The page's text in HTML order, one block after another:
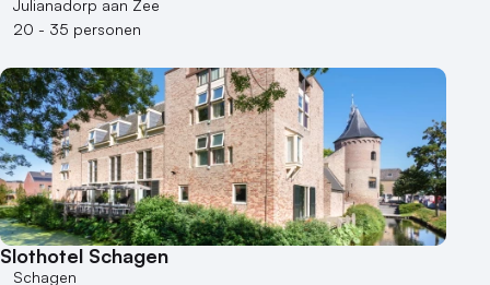
Julianadorp aan Zee
20 - 35 personen
Slothotel Schagen
Schagen